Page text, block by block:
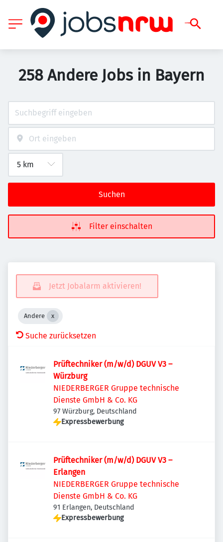
258 Andere Jobs in Bayern
Suchen
Filter einschalten
Jetzt Jobalarm aktivieren!
Andere
Suche zurücksetzen
Prüftechniker (m/w/d) DGUV V3 –
Würzburg
NIEDERBERGER Gruppe technische
Dienste GmbH & Co. KG
97 Würzburg, Deutschland
Expressbewerbung
Prüftechniker (m/w/d) DGUV V3 –
Erlangen
NIEDERBERGER Gruppe technische
Dienste GmbH & Co. KG
91 Erlangen, Deutschland
Expressbewerbung